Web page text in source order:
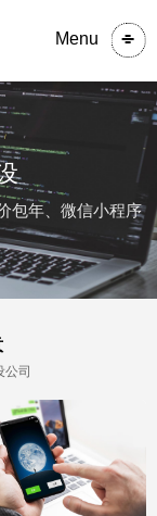
Menu
包年、微信小程序
公司